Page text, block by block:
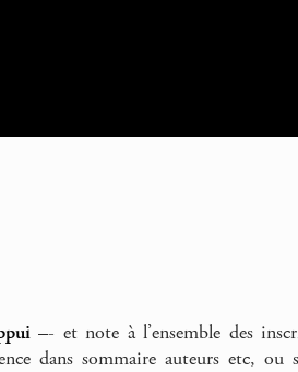
–- et note à l’ensemble des
dans sommaire auteurs etc, ou